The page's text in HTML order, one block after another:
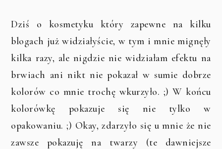
Dziś o kosmetyku który zapewne na kilku
blogach już widziałyście, w tym i mnie mignęły
kilka razy, ale nigdzie nie widziałam efektu na
brwiach ani nikt nie pokazał w sumie dobrze
kolorów co mnie trochę wkurzyło. ;) W końcu
kolorówkę pokazuje się nie tylko w
opakowaniu. ;) Okay, zdarzyło się u mnie że nie
zawsze pokazuję na twarzy (te dawniejsze